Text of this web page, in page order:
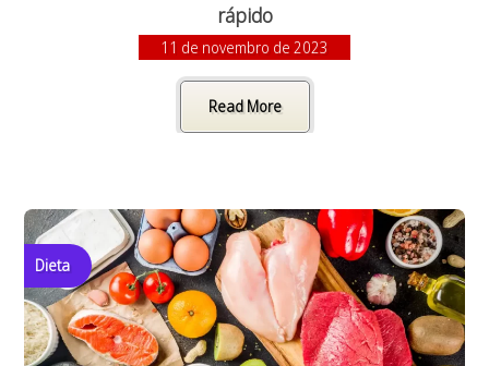
rápido
11 de novembro de 2023
Read More
Dieta